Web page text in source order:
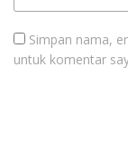
Simpan nama,
untuk komentar